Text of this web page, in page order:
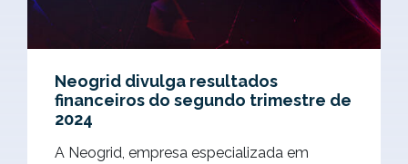
Neogrid divulga resultados
financeiros do segundo trimestre de
2024
A Neogrid, empresa especializada em